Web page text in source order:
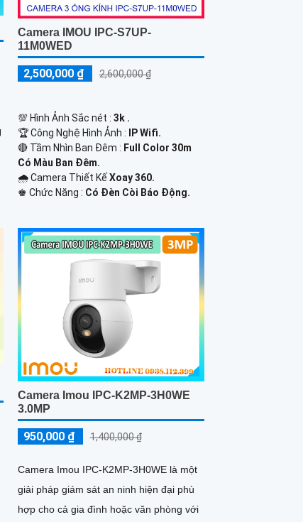
Camera IMOU IPC-S7UP-
11M0WED
2,500,000 ₫ 2,600,000 ₫
💯 Hình Ảnh Sắc nét : 3k .
🏆 Công Nghệ Hình Ảnh :
IP Wifi.
🔴 Tầm Nhìn Ban Đêm : Full Color 30m
Có Màu Ban Ðêm.
🌧️ Camera Thiết Kế Xoay 360.
️♚ Chức Năng : Có Ðèn Còi Báo Động.
Camera Imou IPC-K2MP-3H0WE
3.0MP
950,000 ₫ 1,400,000 ₫
Camera Imou IPC-K2MP-3H0WE là một
giải pháp giám sát an ninh hiện đại phù
hợp cho cả gia đình hoặc văn phòng với